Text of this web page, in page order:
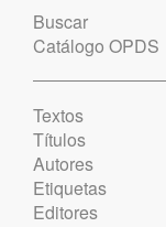
Buscar
Catálogo OPDS
Textos
Títulos
Autores
Etiquetas
Editores